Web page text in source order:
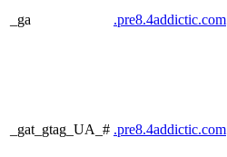
_ga .pre8.4addictic.com
_gat_gtag_UA_# .pre8.4addictic.com